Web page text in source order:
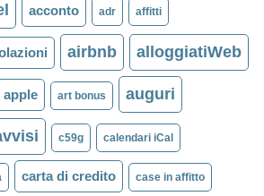
acconto adr affitti
airbnb alloggiatiWeb
apple art bonus auguri
c59g calendari iCal
carta di credito case in affitto